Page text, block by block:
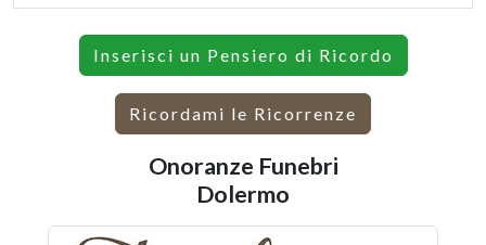
Inserisci un Pensiero di Ricordo
Ricordami le Ricorrenze
Onoranze Funebri
Dolermo